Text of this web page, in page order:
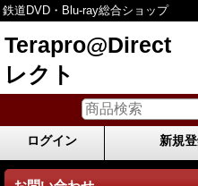
鉄道DVD・Blu-ray総合ショップ
Terapro@Direct
レクト
ログイン 新規